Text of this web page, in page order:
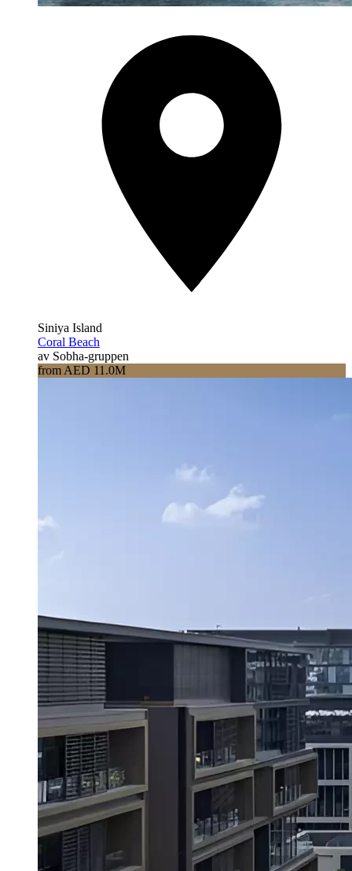
Siniya Island
Coral Beach
av Sobha-gruppen
from AED 11.0M